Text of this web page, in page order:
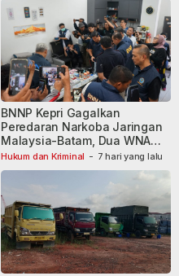
Hukum dan Kriminal - 7 hari yang lalu
BNNP Kepri Gagalkan
Peredaran Narkoba Jaringan
Malaysia-Batam, Dua WNA
Masih Diburu